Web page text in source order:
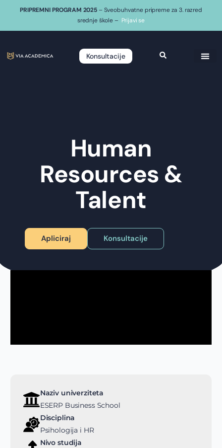
PRIPREMNI PROGRAM 2025 – Sveobuhvatne pripreme za 3. razred
srednje škole – Prijavi se
Konsultacije
Human
Resources &
Talent
Apliciraj Konsultacije
Naziv univerziteta
ESERP Business School
Disciplina
Psihologija i HR
Nivo studija